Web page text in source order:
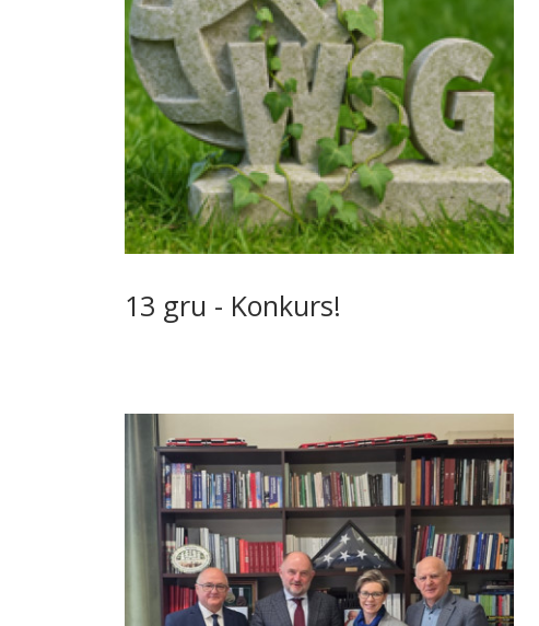
13 gru - Konkurs!